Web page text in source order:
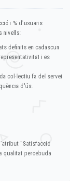
i % d'usuaris
nivells:
definits en cadascun
i es
col·lectiu fa del servei
d'ús.
"Satisfacció
qualitat percebuda